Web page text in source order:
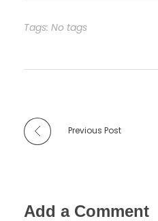
Tags: No tags
Previous Post
Add a Comment